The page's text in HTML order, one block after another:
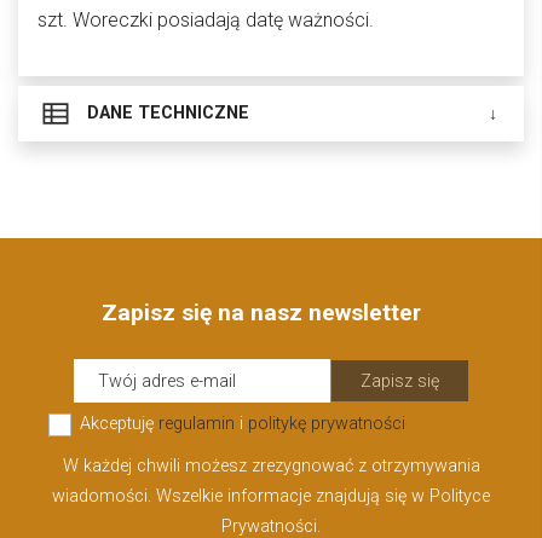
szt. Woreczki posiadają datę ważności.
DANE TECHNICZNE
Zapisz się na nasz newsletter
Zapisz się
Akceptuję regulamin i politykę prywatności
W każdej chwili możesz zrezygnować z otrzymywania
wiadomości. Wszelkie informacje znajdują się w Polityce
Prywatności.